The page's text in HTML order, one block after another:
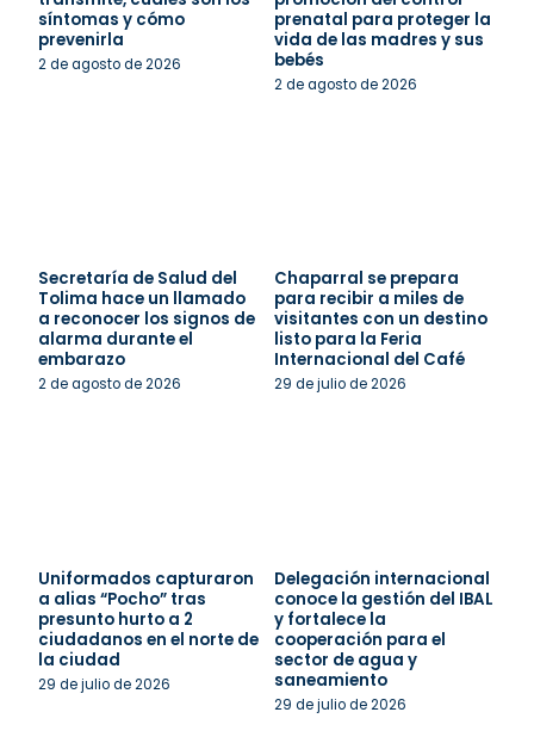
síntomas y cómo
prevenirla
2 de agosto de 2026
prenatal para proteger la
vida de las madres y sus
bebés
2 de agosto de 2026
Secretaría de Salud del
Tolima hace un llamado
a reconocer los signos de
alarma durante el
embarazo
2 de agosto de 2026
Chaparral se prepara
para recibir a miles de
visitantes con un destino
listo para la Feria
Internacional del Café
29 de julio de 2026
Uniformados capturaron
a alias “Pocho” tras
presunto hurto a 2
ciudadanos en el norte de
la ciudad
29 de julio de 2026
Delegación internacional
conoce la gestión del IBAL
y fortalece la
cooperación para el
sector de agua y
saneamiento
29 de julio de 2026